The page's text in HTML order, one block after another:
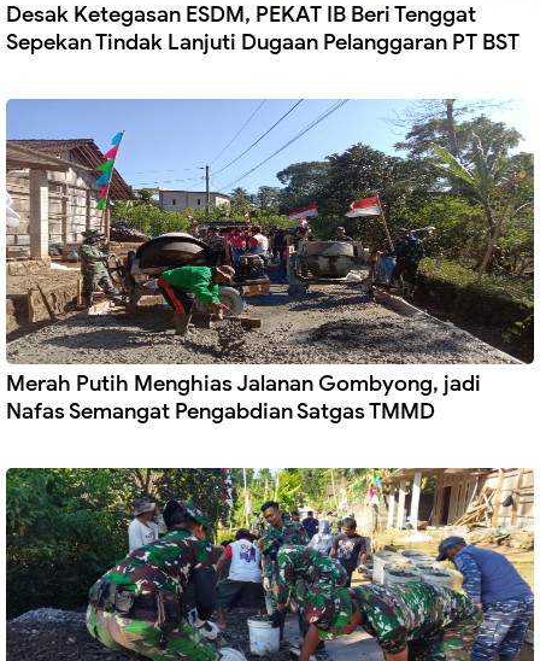
Desak Ketegasan ESDM, PEKAT IB Beri Tenggat
Sepekan Tindak Lanjuti Dugaan Pelanggaran PT BST
Merah Putih Menghias Jalanan Gombyong, jadi
Nafas Semangat Pengabdian Satgas TMMD